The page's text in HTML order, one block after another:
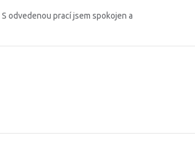
odvedenou prací jsem spokojen a